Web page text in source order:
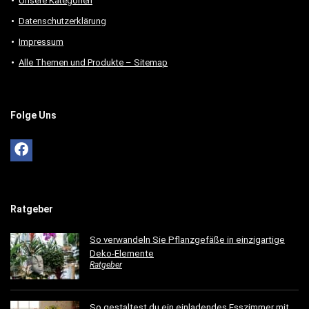
Datenschutzerklärung
Impressum
Alle Themen und Produkte – Sitemap
Folge Uns
Ratgeber
So verwandeln Sie Pflanzgefäße in einzigartige
Deko-Elemente
Ratgeber